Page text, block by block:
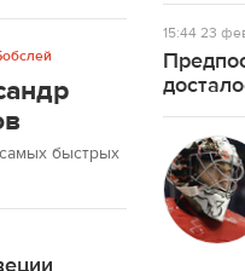
быстрых
15:4423